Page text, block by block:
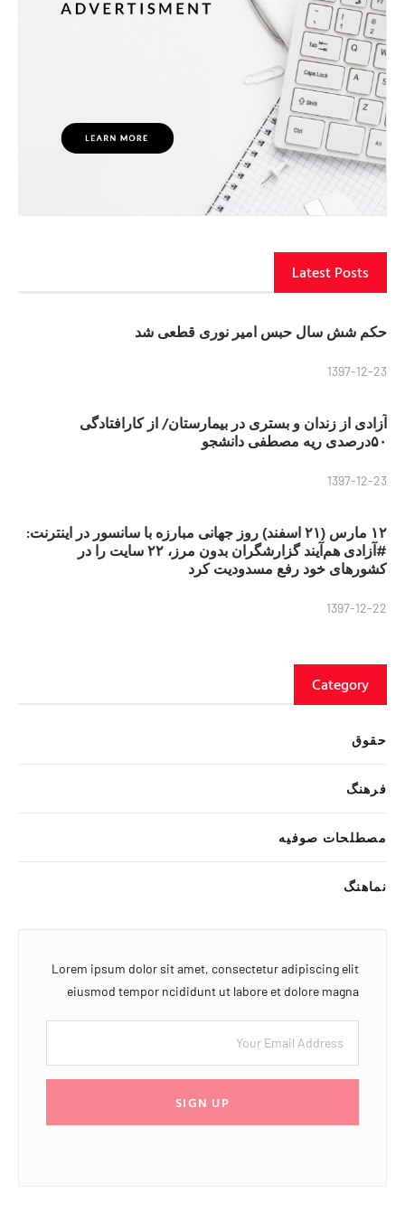
Latest Posts
حکم شش سال حبس امیر نوری قطعی شد
1397-12-23
آزادی از زندان و بستری در بیمارستان/ از کارافتادگی
۵۰درصدی ریه مصطفی دانشجو
1397-12-23
۱۲ مارس (۲۱ اسفند) روز جهانی مبارزه با سانسور در اینترنت:
#آزادی هم‌آیند گزارشگران‌ بدون مرز، ۲۲ سایت را در
کشورهای خود رفع مسدودیت کرد
1397-12-22
Category
حقوق
فرهنگ
مصطلحات صوفیه
نماهنگ
Lorem ipsum dolor sit amet, consectetur adipiscing elit
eiusmod tempor ncididunt ut labore et dolore magna
SIGN UP